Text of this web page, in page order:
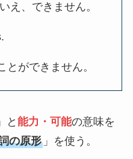
え、できません。
ができません。
と 能力・可能の意味を
の原形」を使う。